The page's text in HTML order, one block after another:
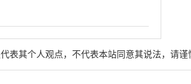
其个人观点，不代表本站同意其说法，请谨